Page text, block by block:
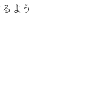
よう